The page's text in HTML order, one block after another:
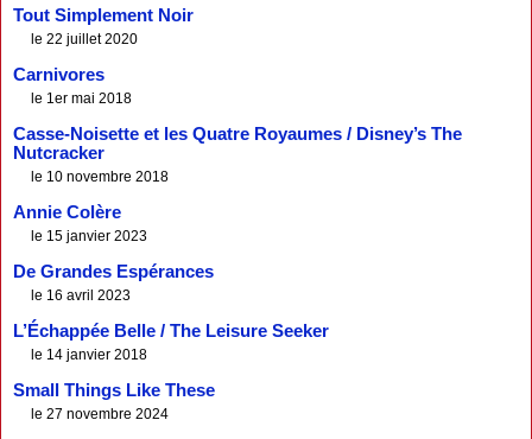
Tout Simplement Noir
le 22 juillet 2020
Carnivores
le 1er mai 2018
Casse-Noisette et les Quatre Royaumes / Disney’s The
Nutcracker
le 10 novembre 2018
Annie Colère
le 15 janvier 2023
De Grandes Espérances
le 16 avril 2023
L’Échappée Belle / The Leisure Seeker
le 14 janvier 2018
Small Things Like These
le 27 novembre 2024